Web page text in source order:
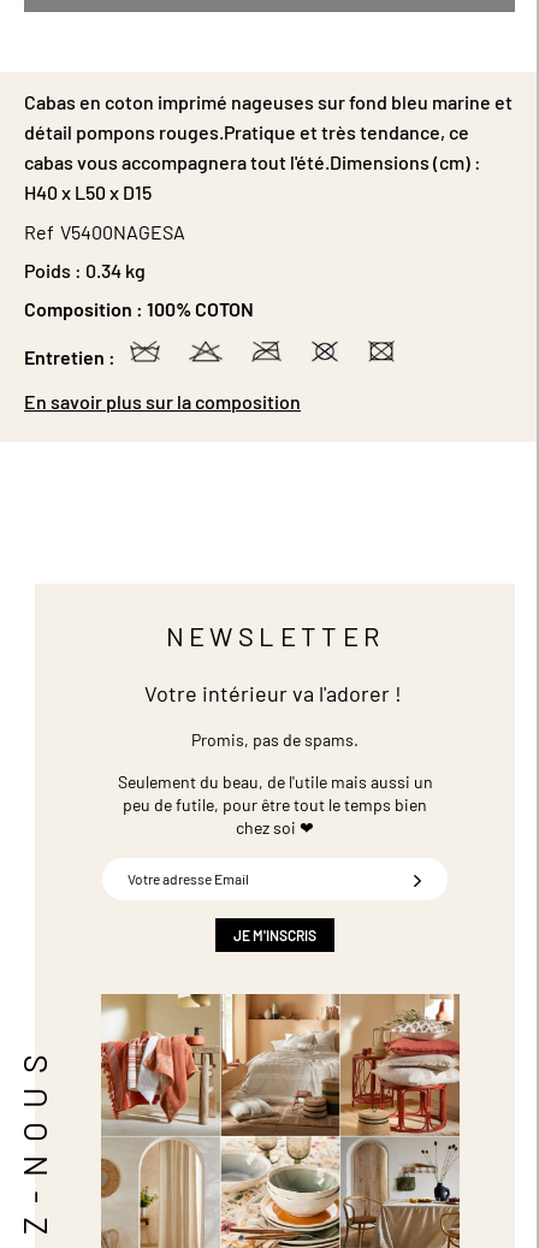
Cabas en coton imprimé nageuses sur fond bleu marine et
détail pompons rouges.Pratique et très tendance, ce
cabas vous accompagnera tout l'été.Dimensions (cm) :
H40 x L50 x D15
Ref V5400NAGESA
Poids : 0.34 kg
Composition : 100% COTON
Entretien :
En savoir plus sur la composition
NEWSLETTER
Votre intérieur va l'adorer !
Promis, pas de spams.
Seulement du beau, de l'utile mais aussi un
peu de futile, pour être tout le temps bien
chez soi ❤
JE M'INSCRIS